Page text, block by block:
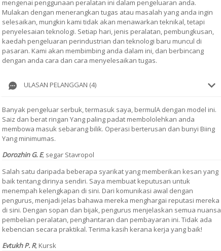
mengenai penggunaan peralatan ini dalam pengeluaran anda.
Mulakan dengan menerangkan tugas atau masalah yang anda ingin
selesaikan, mungkin kami tidak akan menawarkan teknikal, tetapi
penyelesaian teknologi. Setiap hari, jenis peralatan, pembungkusan,
kaedah pengeluaran perindustrian dan teknologi baru muncul di
pasaran. Kami akan membimbing anda dalam ini, dan berbincang
dengan anda cara dan cara menyelesaikan tugas.
ULASAN PELANGGAN (4)
Banyak pengeluar serbuk, termasuk saya, bermulA dengan model ini.
Saiz dan berat ringan Yang paling padat membololehkan anda
membowa masuk sebarang bilik. Operasi berterusan dan bunyi Biing
Yang minimumas.
Dorozhin G. E, segar Stavropol
Salah satu daripada beberapa syarikat yang memberikan kesan yang
baik tentang dirinya sendiri. Saya membuat keputusan untuk
menempah kelengkapan di sini. Dari komunikasi awal dengan
pengurus, menjadi jelas bahawa mereka menghargai reputasi mereka
di sini. Dengan sopan dan bijak, pengurus menjelaskan semua nuansa
pembelian peralatan, penghantaran dan pembayaran ini. Tidak ada
kebencian secara praktikal. Terima kasih kerana kerja yang baik!
Evtukh P. R, Kursk